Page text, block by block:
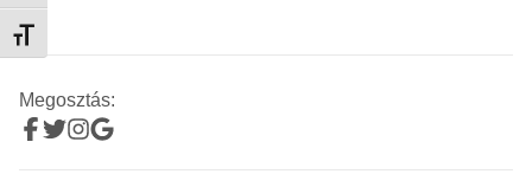
Betűméret váltása
Megosztás: